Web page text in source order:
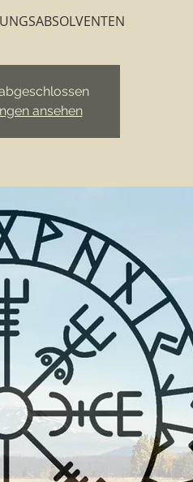
ansehen